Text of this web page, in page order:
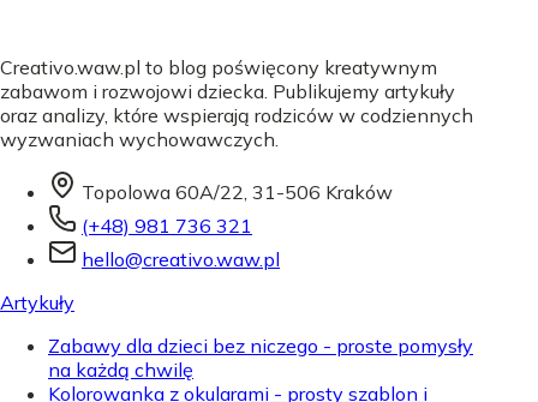
Creativo.waw.pl to blog poświęcony kreatywnym
zabawom i rozwojowi dziecka. Publikujemy artykuły
oraz analizy, które wspierają rodziców w codziennych
wyzwaniach wychowawczych.
Topolowa 60A/22, 31-506 Kraków
(+48) 981 736 321
hello@creativo.waw.pl
Artykuły
Zabawy dla dzieci bez niczego - proste pomysły
na każdą chwilę
Kolorowanka z okularami - prosty szablon i